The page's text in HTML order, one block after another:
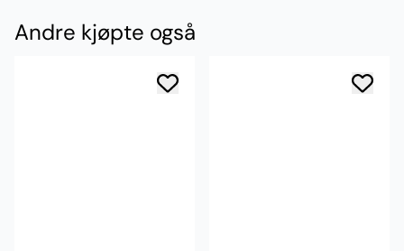
Andre kjøpte også